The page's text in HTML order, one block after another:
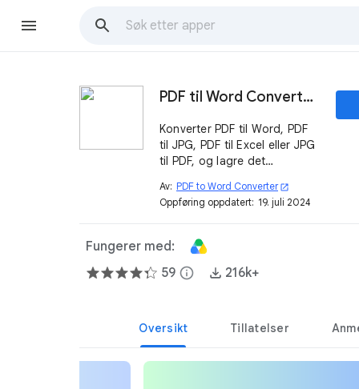
PDF til Word Converter doc
Konverter PDF til Word, PDF
til JPG, PDF til Excel eller JPG
til PDF, og lagre det
Excel-arket som Google
Docs™ eller Google Sheets™.
Av: PDF to Word Converter open_in_new
Oppføring oppdatert: 19. juli 2024
Fungerer med:
59 info 216k+
Oversikt Tillatelser